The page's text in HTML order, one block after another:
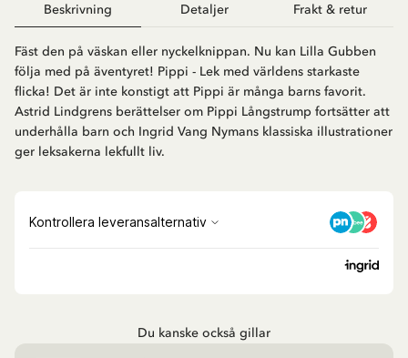
Beskrivning Detaljer Frakt & retur
Fäst den på väskan eller nyckelknippan. Nu kan Lilla Gubben
följa med på äventyret! Pippi - Lek med världens starkaste
flicka! Det är inte konstigt att Pippi är många barns favorit.
Astrid Lindgrens berättelser om Pippi Långstrump fortsätter att
underhålla barn och Ingrid Vang Nymans klassiska illustrationer
ger leksakerna lekfullt liv.
Du kanske också gillar